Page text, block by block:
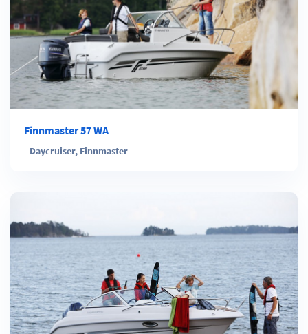
Finnmaster 57 WA
- Daycruiser, Finnmaster